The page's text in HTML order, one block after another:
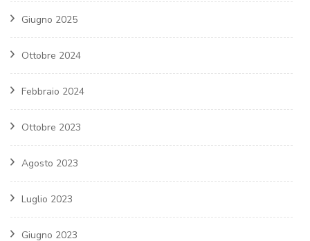
Giugno 2025
Ottobre 2024
Febbraio 2024
Ottobre 2023
Agosto 2023
Luglio 2023
Giugno 2023